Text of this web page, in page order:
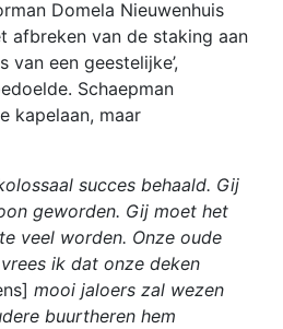
Domela Nieuwenhuis
afbreken van de staking aan
van een geestelijke’,
Schaepman
kapelaan, maar
succes behaald. Gij
geworden. Gij moet het
veel worden. Onze oude
ik dat onze deken
mooi jaloers zal wezen
buurtheren hem